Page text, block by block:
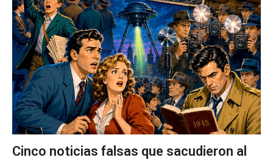
Cinco noticias falsas que sacudieron al